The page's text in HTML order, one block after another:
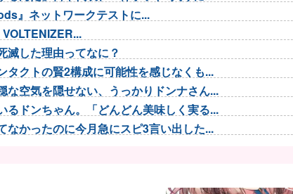
』ネットワークテストに...
VOLTENIZER...
滅した理由ってなに？
タクトの賢2構成に可能性を感じなくも...
な空気を隠せない、うっかりドンナさん...
るドンちゃん。「どんどん美味しく実る...
なかったのに今月急にスピ3言い出した...
ーベル闘魂 」が全く話題になってな...